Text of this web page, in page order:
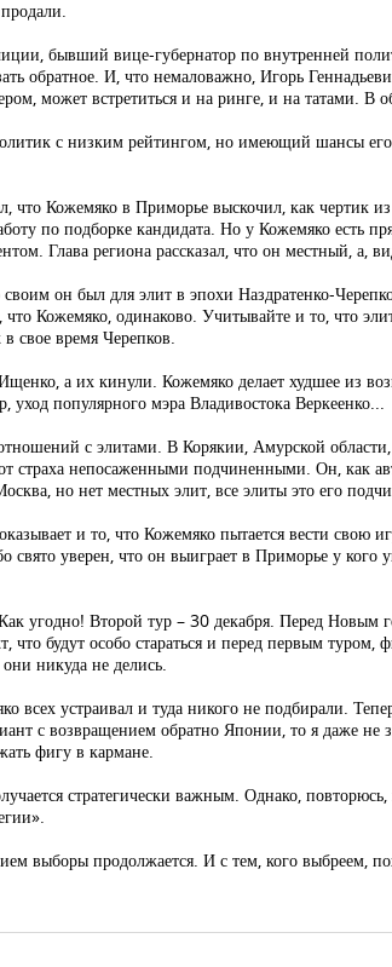
бывший вице-губернатор по внутренней
обратное. И, что немаловажно, Игорь
может встретиться и на ринге, и на татами. В
с низким рейтингом, но имеющий шансы его
Кожемяко в Приморье выскочил, как чертик
по подборке кандидата. Но у Кожемяко есть
Глава региона рассказал, что он местный, а,
он был для элит в эпохи Наздратенко-
что Кожемяко, одинаково. Учитывайте и то, что
свое время Черепков.
а их кинули. Кожемяко делает худшее из
популярного мэра Владивостока Веркеенко...
с элитами. В Корякии, Амурской
непосаженными подчиненными. Он, как
но нет местных элит, все элиты это его
и то, что Кожемяко пытается вести свою
уверен, что он выиграет в Приморье у
угодно! Второй тур – 30 декабря. Перед
будут особо стараться и перед первым
никуда не делись.
всех устраивал и туда никого не подбирали.
с возвращением обратно Японии, то я даже
фигу в кармане.
стратегически важным. Однако,
выборы продолжается. И с тем, кого выбреем,